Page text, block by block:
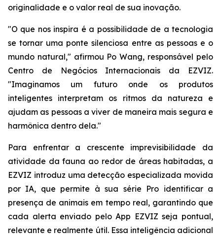
originalidade e o valor real de sua inovação.
"O que nos inspira é a possibilidade de a tecnologia
se tornar uma ponte silenciosa entre as pessoas e o
mundo natural," afirmou Po Wang, responsável pelo
Centro de Negócios Internacionais da EZVIZ.
"Imaginamos um futuro onde os produtos
inteligentes interpretam os ritmos da natureza e
ajudam as pessoas a viver de maneira mais segura e
harmônica dentro dela."
Para enfrentar a crescente imprevisibilidade da
atividade da fauna ao redor de áreas habitadas, a
EZVIZ introduz uma detecção especializada movida
por IA, que permite à sua série Pro identificar a
presença de animais em tempo real, garantindo que
cada alerta enviado pelo App EZVIZ seja pontual,
relevante e realmente útil. Essa inteligência adicional